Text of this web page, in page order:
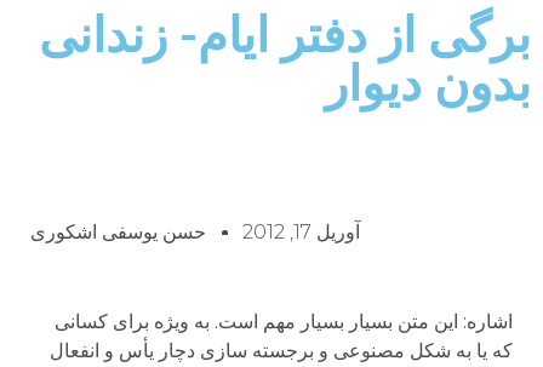
برگی از دفتر ایام- زندانی
بدون دیوار
آوریل 17, 2012 حسن یوسفی اشکوری
اشاره: این متن بسیار بسیار مهم است. به ویژه برای کسانی
که یا به شکل مصنوعی و برجسته سازی دچار یأس و انفعال